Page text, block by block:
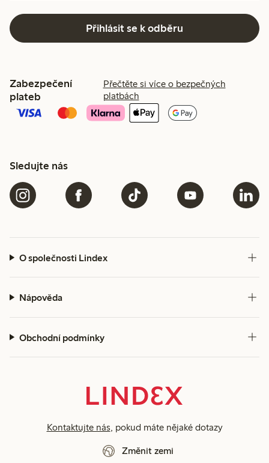
Přihlásit se k odběru
Zabezpečení
plateb
Přečtěte si více o bezpečných
platbách
Sledujte nás
O společnosti Lindex
Nápověda
Obchodní podmínky
Kontaktujte nás, pokud máte nějaké dotazy
Změnit zemi